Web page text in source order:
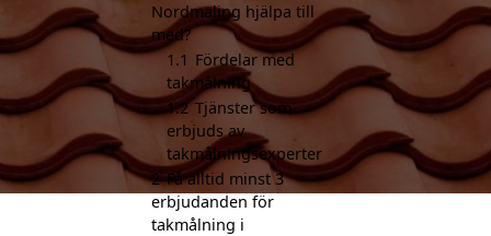
Nordmaling hjälpa till
med?
1.1 Fördelar med
takmålning
1.2 Tjänster som
erbjuds av
takmålningsexperter
2 Få alltid minst 3
erbjudanden för
takmålning i